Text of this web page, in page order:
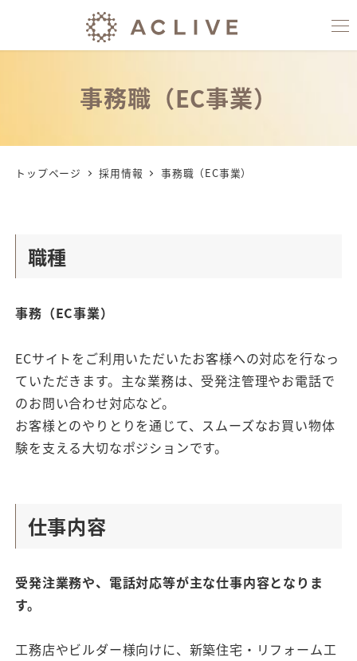
事務職（EC事業）
トップページ 採用情報 事務職（EC事業）
職種
事務（EC事業）
ECサイトをご利用いただいたお客様への対応を行なっ
ていただきます。主な業務は、受発注管理やお電話で
のお問い合わせ対応など。
お客様とのやりとりを通じて、スムーズなお買い物体
験を支える大切なポジションです。
仕事内容
受発注業務や、電話対応等が主な仕事内容となりま
す。
工務店やビルダー様向けに、新築住宅・リフォーム工